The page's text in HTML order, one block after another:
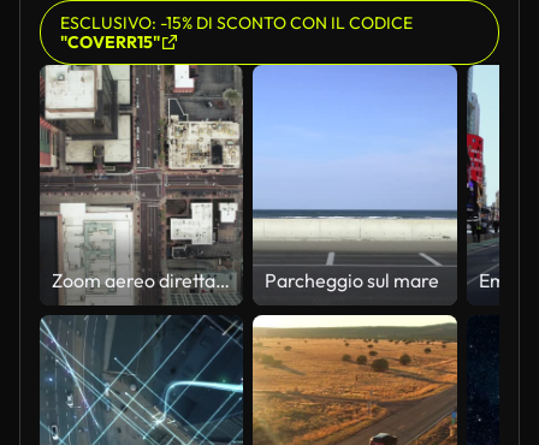
ESCLUSIVO: -15% DI SCONTO CON IL CODICE
"COVERR15"
Zoom aereo direttamente sopra l'incrocio del centro con traffico cittadino sparso. Parcheggio sul mare